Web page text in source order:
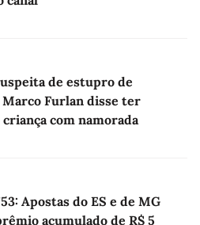
de estupro de
Furlan disse ter
com namorada
Apostas do ES e de MG
acumulado de R$ 5